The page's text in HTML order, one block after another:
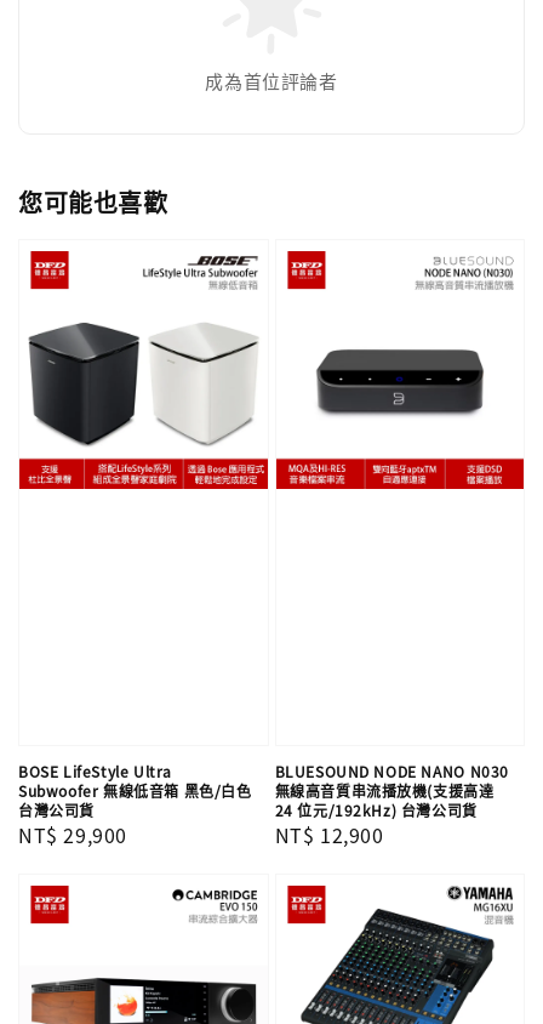
成為首位評論者
您可能也喜歡
BOSE LifeStyle Ultra
Subwoofer 無線低音箱 黑色/白色
台灣公司貨
Regular
NT$ 29,900
BLUESOUND NODE NANO N030
無線高音質串流播放機(支援高達
24 位元/192kHz) 台灣公司貨
Regular
NT$ 12,900